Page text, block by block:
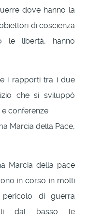
dove hanno la
di coscienza
le libertà, hanno
i rapporti tra i due
che si sviluppò
conferenze.
Marcia della Pace,
Marcia della pace
in corso in molti
di guerra
dal basso le